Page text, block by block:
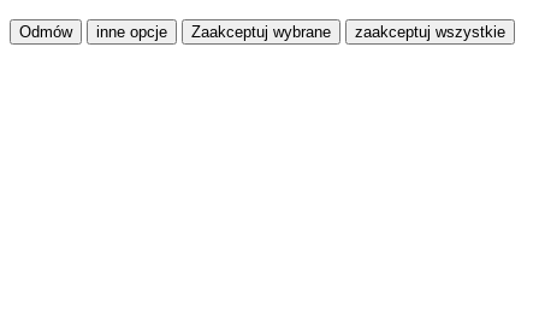
Odmów inne opcje Zaakceptuj wybrane zaakceptuj wszystkie